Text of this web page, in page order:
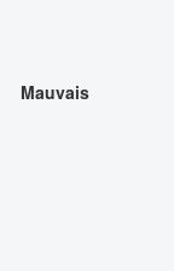
Mauvais